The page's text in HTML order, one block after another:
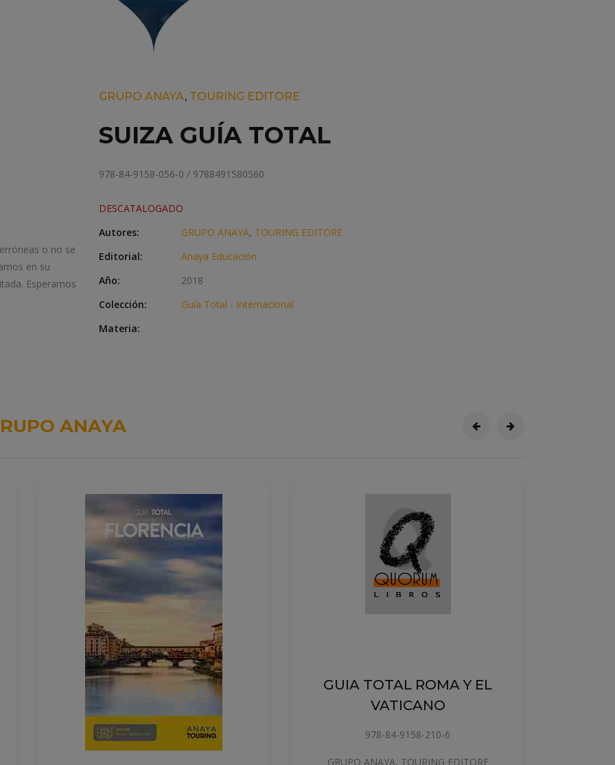
o no se
en su
Esperamos
GRUPO ANAYA, TOURING EDITORE
SUIZA GUÍA TOTAL
978-84-9158-056-0 / 9788491580560
DESCATALOGADO
Autores:
GRUPO ANAYA, TOURING EDITORE
Editorial:
Anaya Educación
Año:
2018
Colección:
Guía Total - Internacional
Materia:
ANAYA
GUIA TOTAL ROMA Y EL
VATICANO
978-84-9158-210-6